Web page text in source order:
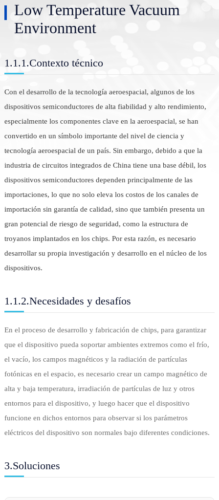
Low Temperature Vacuum
Environment
1.1.1.Contexto técnico
Con el desarrollo de la tecnología aeroespacial, algunos de los
dispositivos semiconductores de alta fiabilidad y alto rendimiento,
especialmente los componentes clave en la aeroespacial, se han
convertido en un símbolo importante del nivel de ciencia y
tecnología aeroespacial de un país. Sin embargo, debido a que la
industria de circuitos integrados de China tiene una base débil, los
dispositivos semiconductores dependen principalmente de las
importaciones, lo que no solo eleva los costos de los canales de
importación sin garantía de calidad, sino que también presenta un
gran potencial de riesgo de seguridad, como la estructura de
troyanos implantados en los chips. Por esta razón, es necesario
desarrollar su propia investigación y desarrollo en el núcleo de los
dispositivos.
1.1.2.Necesidades y desafíos
En el proceso de desarrollo y fabricación de chips, para garantizar
que el dispositivo pueda soportar ambientes extremos como el frío,
el vacío, los campos magnéticos y la radiación de partículas
fotónicas en el espacio, es necesario crear un campo magnético de
alta y baja temperatura, irradiación de partículas de luz y otros
entornos para el dispositivo, y luego hacer que el dispositivo
funcione en dichos entornos para observar si los parámetros
eléctricos del dispositivo son normales bajo diferentes condiciones.
3.Soluciones